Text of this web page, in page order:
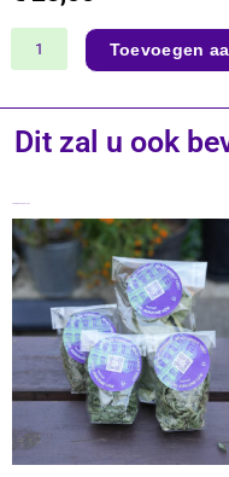
spel
allianties
Toevoegen
Dit zal u ook